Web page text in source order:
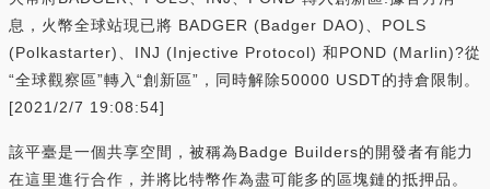
息，火幣全球站現已將 BADGER (Badger DAO)、POLS
(Polkastarter)、INJ (Injective Protocol) 和POND (Marlin)?從
“全球觀察區”轉入“創新區”，同時解除50000 USDT的持倉限制。
[2021/2/7 19:08:54]
該平臺是一個共享空間，被稱為Badge Builders的開發者有能力
在這里進行合作，并將比特幣作為盡可能多的區塊鏈的抵押品。